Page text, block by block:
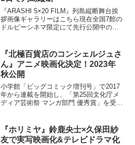
『ARASHI 5×20 FILM』列島縦断舞台挨
拶画像ギャラリーはこちら現在全国7館の
ドルビーシネマ限定にて先行公開中の、
...『北極百貨店のコンシェルジュさ
ん』アニメ映画化決定！2023年
秋公開
小学館「ビッグコミック増刊号」で2017
年から連載を開始し、「第25回文化庁メ
ディア芸術祭 マンガ部門 優秀賞」を受賞
決定した。お客様は全て動物という不思
議な百貨店<北...
『ホリミヤ』鈴鹿央士×久保田紗
友で実写映画化&テレビドラマ化